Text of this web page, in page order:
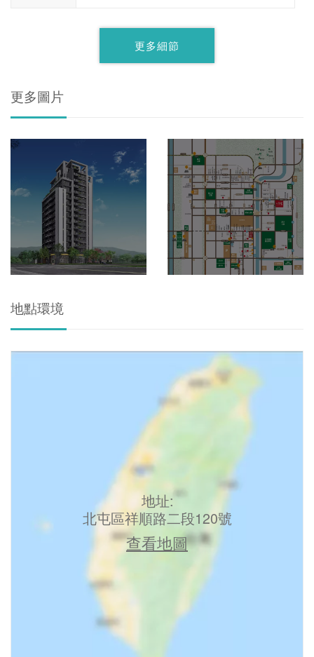
更多細節
更多圖片
地點環境
地址:
北屯區祥順路二段120號
查看地圖